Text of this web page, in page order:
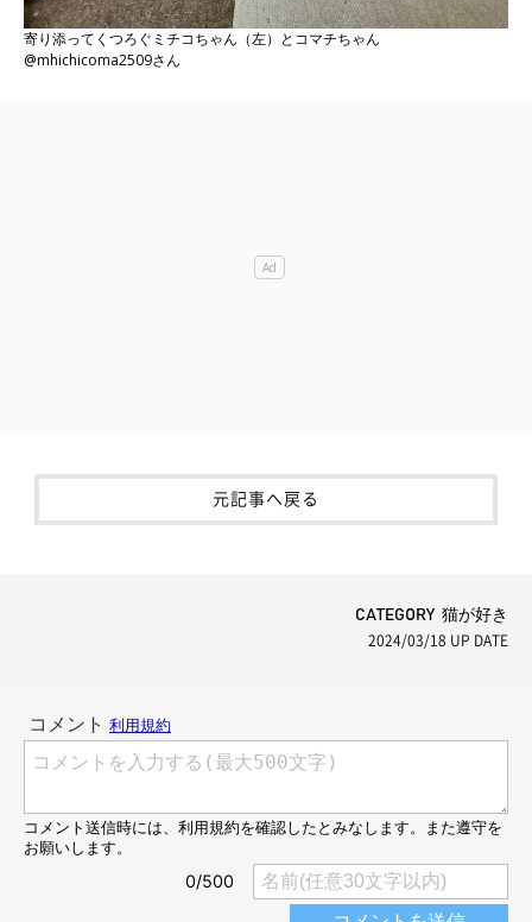
寄り添ってくつろぐミチコちゃん（左）とコマチちゃん
@mhichicoma2509さん
元記事へ戻る
CATEGORY 猫が好き
2024/03/18 UP DATE